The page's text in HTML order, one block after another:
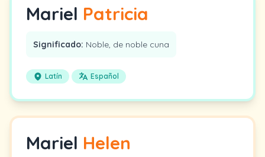
Mariel Patricia
Significado: Noble, de noble cuna
Latín Español
Mariel Helen